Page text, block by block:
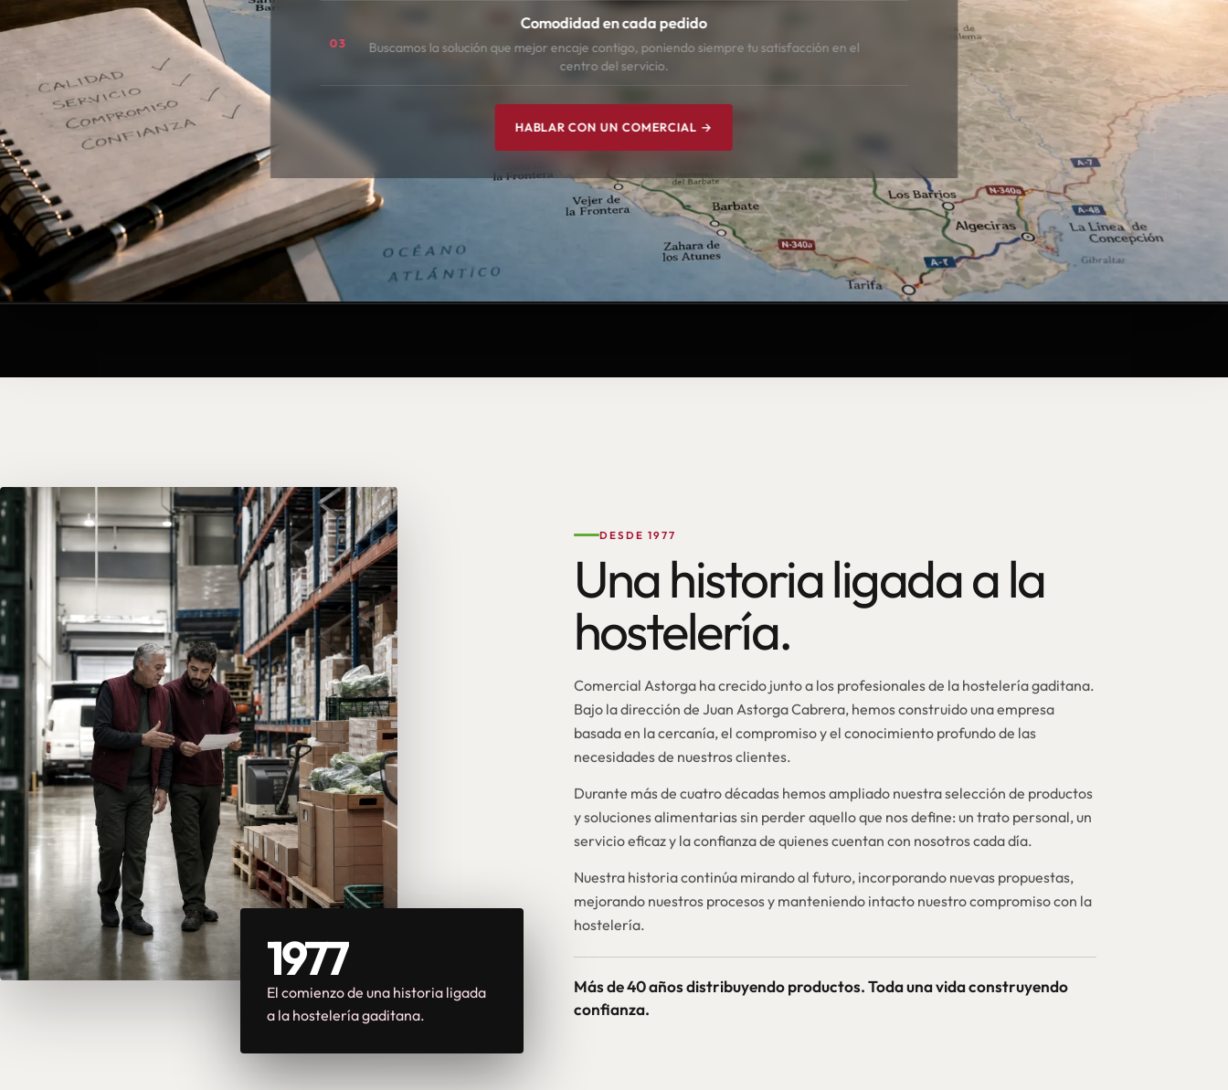
03
Comodidad en cada pedido
Buscamos la solución que mejor encaje contigo, poniendo siempre tu satisfacción en el
centro del servicio.
HABLAR CON UN COMERCIAL →
1977
El comienzo de una historia ligada
a la hostelería gaditana.
DESDE 1977
Una historia ligada a la
hostelería.
Comercial Astorga ha crecido junto a los profesionales de la hostelería gaditana.
Bajo la dirección de Juan Astorga Cabrera, hemos construido una empresa
basada en la cercanía, el compromiso y el conocimiento profundo de las
necesidades de nuestros clientes.
Durante más de cuatro décadas hemos ampliado nuestra selección de productos
y soluciones alimentarias sin perder aquello que nos define: un trato personal, un
servicio eficaz y la confianza de quienes cuentan con nosotros cada día.
Nuestra historia continúa mirando al futuro, incorporando nuevas propuestas,
mejorando nuestros procesos y manteniendo intacto nuestro compromiso con la
hostelería.
Más de 40 años distribuyendo productos. Toda una vida construyendo
confianza.